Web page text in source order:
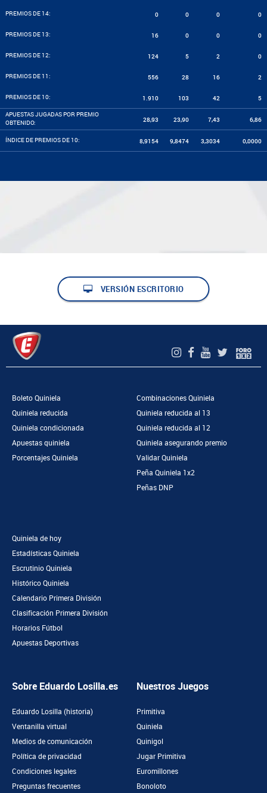
PREMIOS DE 14: 0 0 0 0
PREMIOS DE 13: 16 0 0 0
PREMIOS DE 12: 124 5 2 0
PREMIOS DE 11: 556 28 16 2
PREMIOS DE 10: 1.910 103 42 5
APUESTAS JUGADAS POR PREMIO
OBTENIDO:
28,93 23,90 7,43 6,86
ÍNDICE DE PREMIOS DE 10: 8,9154 9,8474 3,3034 0,0000
VERSIÓN ESCRITORIO
Boleto Quiniela
Quiniela reducida
Quiniela condicionada
Apuestas quiniela
Porcentajes Quiniela
Combinaciones Quiniela
Quiniela reducida al 13
Quiniela reducida al 12
Quiniela asegurando premio
Validar Quiniela
Peña Quiniela 1x2
Peñas DNP
Quiniela de hoy
Estadísticas Quiniela
Escrutinio Quiniela
Histórico Quiniela
Calendario Primera División
Clasificación Primera División
Horarios Fútbol
Apuestas Deportivas
Sobre Eduardo Losilla.es
Eduardo Losilla (historia)
Ventanilla virtual
Medios de comunicación
Política de privacidad
Condiciones legales
Preguntas frecuentes
Nuestros Juegos
Primitiva
Quiniela
Quinigol
Jugar Primitiva
Euromillones
Bonoloto